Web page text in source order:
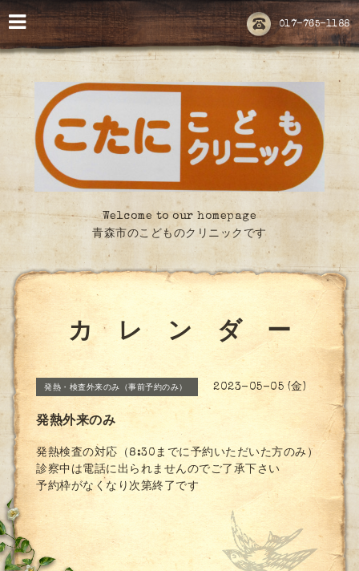
017-765-1188
Welcome to our homepage
青森市のこどものクリニックです
カ レ ン ダ ー
発熱・検査外来のみ（事前予約のみ） 2023-05-05 (金)
発熱外来のみ
発熱検査の対応（8:30までに予約いただいた方のみ）
診察中は電話に出られませんのでご了承下さい
予約枠がなくなり次第終了です